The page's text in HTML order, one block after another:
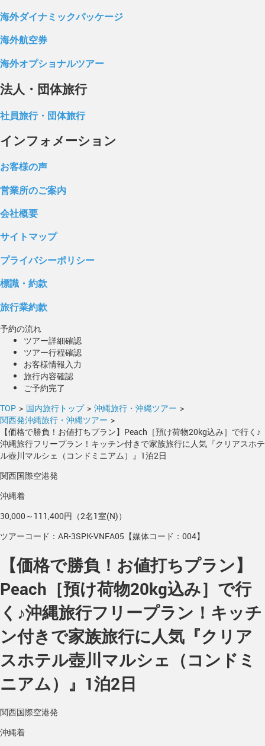
海外ダイナミックパッケージ
海外航空券
海外オプショナルツアー
法人・団体旅行
社員旅行・団体旅行
インフォメーション
お客様の声
営業所のご案内
会社概要
サイトマップ
プライバシーポリシー
標識・約款
旅行業約款
予約の流れ
ツアー詳細確認
ツアー行程確認
お客様情報入力
旅行内容確認
ご予約完了
TOP > 国内旅行トップ > 沖縄旅行・沖縄ツアー >
関西発沖縄旅行・沖縄ツアー >
【価格で勝負！お値打ちプラン】Peach［預け荷物20kg込み］で行く♪
沖縄旅行フリープラン！キッチン付きで家族旅行に人気『クリアスホテ
ル壺川マルシェ（コンドミニアム）』1泊2日
関西国際空港発
沖縄着
30,000～111,400円（2名1室(N)）
ツアーコード：AR-3SPK-VNFA05【媒体コード：004】
【価格で勝負！お値打ちプラン】
Peach［預け荷物20kg込み］で行
く♪沖縄旅行フリープラン！キッチ
ン付きで家族旅行に人気『クリア
スホテル壺川マルシェ（コンドミ
ニアム）』1泊2日
関西国際空港発
沖縄着